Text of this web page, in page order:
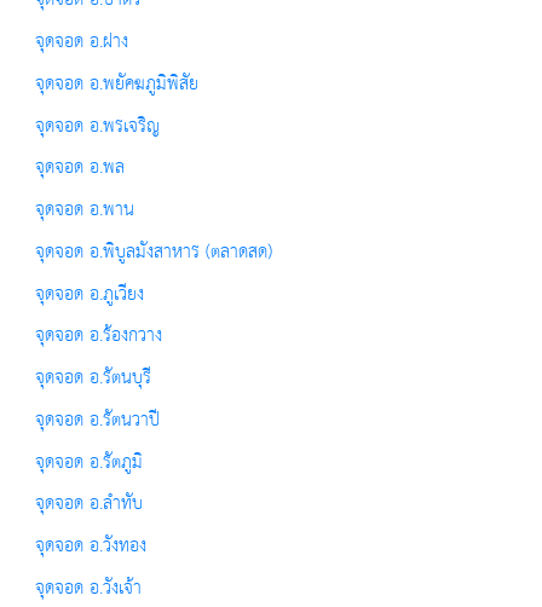
จุดจอด อ.ฝาง
จุดจอด อ.พยัคฆภูมิพิสัย
จุดจอด อ.พรเจริญ
จุดจอด อ.พล
จุดจอด อ.พาน
จุดจอด อ.พิบูลมังสาหาร (ตลาดสด)
จุดจอด อ.ภูเวียง
จุดจอด อ.ร้องกวาง
จุดจอด อ.รัตนบุรี
จุดจอด อ.รัตนวาปี
จุดจอด อ.รัตภูมิ
จุดจอด อ.ลำทับ
จุดจอด อ.วังทอง
จุดจอด อ.วังเจ้า